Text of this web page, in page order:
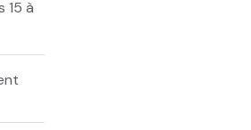
15 à